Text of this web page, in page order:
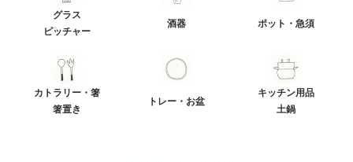
グラス
ピッチャー
酒器 ポット・急須
カトラリー・箸
箸置き
トレー・お盆
キッチン用品
土鍋